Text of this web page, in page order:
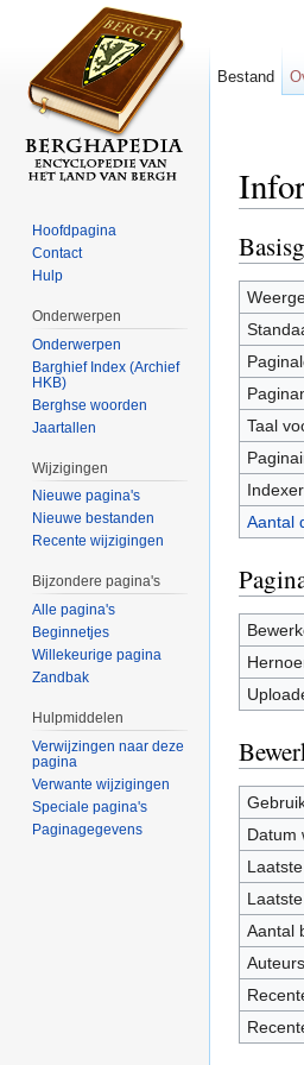
Taal
Aantal
Datum
Aantal
Bestand
Hoofdpagina
Contact
Hulp
Onderwerpen
Onderwerpen
Barghief Index (Archief
HKB)
Berghse woorden
Jaartallen
Wijzigingen
Nieuwe pagina's
Nieuwe bestanden
Recente wijzigingen
Bijzondere pagina's
Alle pagina's
Beginnetjes
Willekeurige pagina
Zandbak
Hulpmiddelen
Verwijzingen naar deze
pagina
Verwante wijzigingen
Speciale pagina's
Paginagegevens